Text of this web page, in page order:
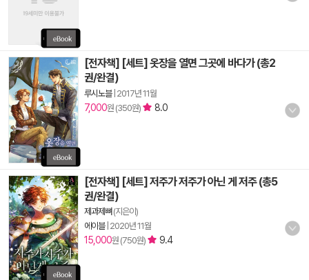
[전자책] [세트] 옷장을 열면 그곳에 바다가 (총2
권/완결)
루시노블| 2017년 11월
7,000원 (350원) 8.0
[전자책] [세트] 저주가 저주가 아닌 게 저주 (총5
권/완결)
제과제뼈 (지은이)
에이블| 2020년 11월
15,000원 (750원) 9.4